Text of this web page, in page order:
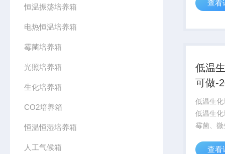
恒温振荡培养箱
电热恒温培养箱
霉菌培养箱
光照培养箱
生化培养箱
CO2培养箱
恒温恒湿培养箱
人工气候箱
硫化物
亚甲基
查看
低温
可做-
低温生
低温生
霉菌、
试，适
查看